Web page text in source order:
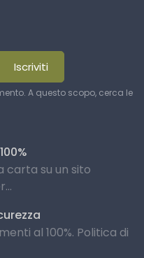
Iscriviti
A questo scopo, cerca le
carta su un sito
al 100%. Politica di